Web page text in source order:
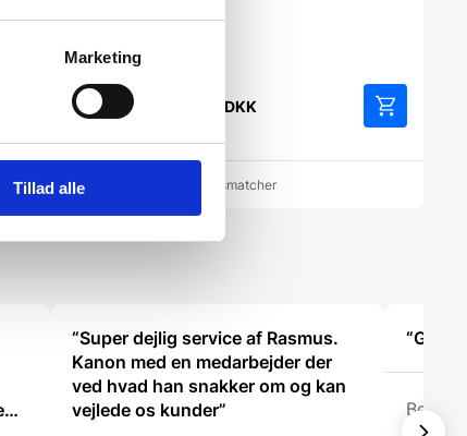
Marketing
Tillad alle
DKK.
DKK
Vi prismatcher
“Super dejlig service af Rasmus.
Kanon med en medarbejder der
ved hvad han snakker om og kan
vejlede os kunder”
“God
Benny